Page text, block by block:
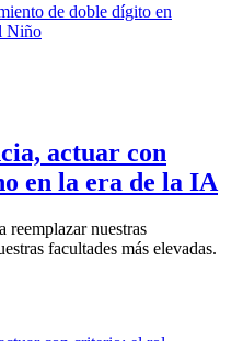
actuar con
en la era de la IA
reemplazar nuestras
facultades más elevadas.